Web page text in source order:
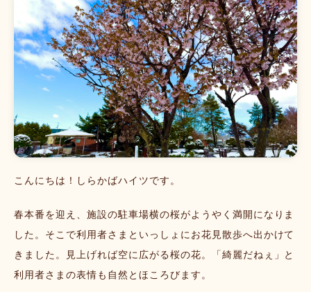
こんにちは！しらかばハイツです。
春本番を迎え、施設の駐車場横の桜がようやく満開になりま
した。そこで利用者さまといっしょにお花見散歩へ出かけて
きました。見上げれば空に広がる桜の花。「綺麗だねぇ」と
利用者さまの表情も自然とほころびます。